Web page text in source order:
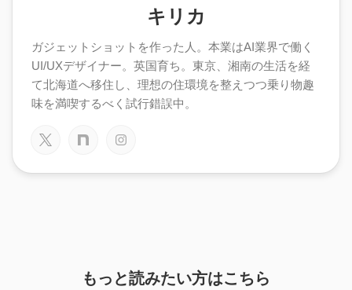
キリカ
ガジェットショットを作った人。本業はAI業界で働く
UI/UXデザイナー。英国育ち。東京、湘南の生活を経
て北海道へ移住し、理想の住環境を整えつつ乗り物趣
味を満喫するべく試行錯誤中。
もっと読みたい方はこちら